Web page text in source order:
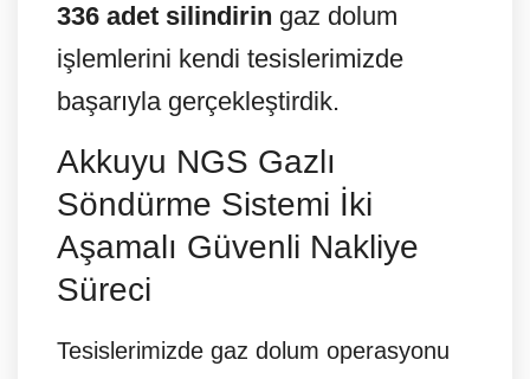
336 adet silindirin gaz dolum
işlemlerini kendi tesislerimizde
başarıyla gerçekleştirdik.
Akkuyu NGS Gazlı
Söndürme Sistemi İki
Aşamalı Güvenli Nakliye
Süreci
Tesislerimizde gaz dolum operasyonu